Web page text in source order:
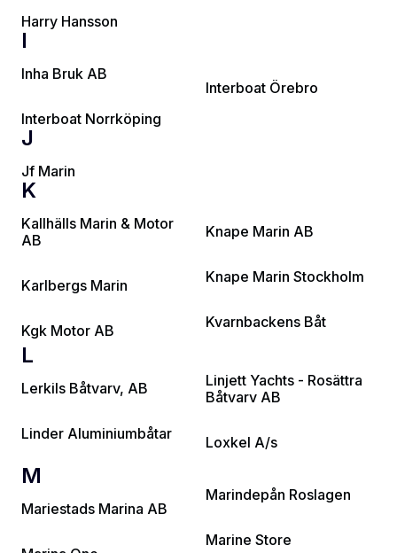
Harry Hansson
I
Inha Bruk AB
Interboat Norrköping
Interboat Örebro
J
Jf Marin
K
Kallhälls Marin & Motor
AB
Karlbergs Marin
Kgk Motor AB
Knape Marin AB
Knape Marin Stockholm
Kvarnbackens Båt
L
Lerkils Båtvarv, AB
Linder Aluminiumbåtar
Linjett Yachts - Rosättra
Båtvarv AB
Loxkel A/s
M
Mariestads Marina AB
Marindepån Roslagen
Marine Store